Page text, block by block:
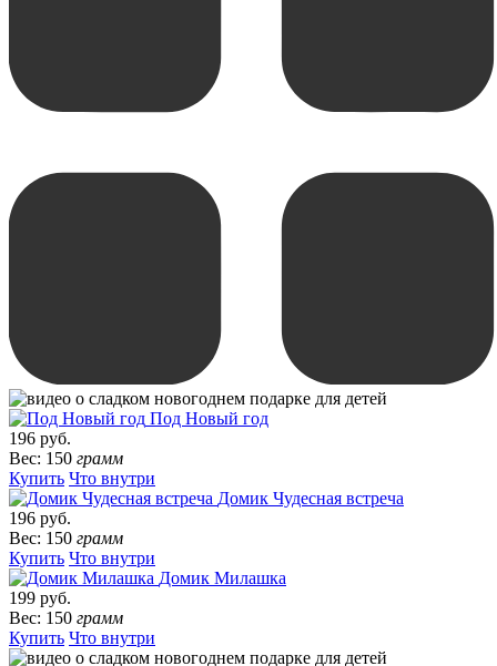
Под Новый год
196 руб.
Вес: 150 грамм
Купить Что внутри
Домик Чудесная встреча
196 руб.
Вес: 150 грамм
Купить Что внутри
Домик Милашка
199 руб.
Вес: 150 грамм
Купить Что внутри